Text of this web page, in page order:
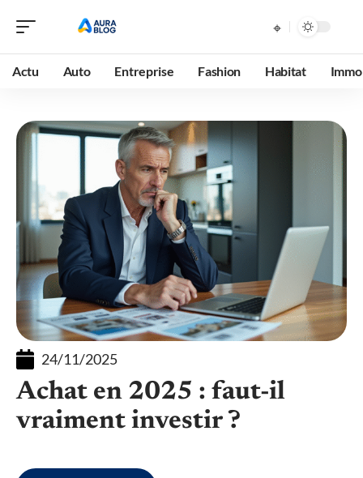
Actu Auto Entreprise Fashion Habitat
24/11/2025
Achat en 2025 : faut-il
vraiment investir ?